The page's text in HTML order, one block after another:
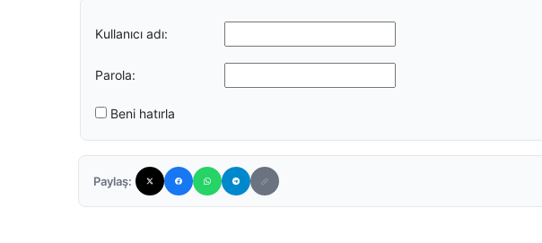
Kullanıcı adı:
Parola:
Beni hatırla
Paylaş: